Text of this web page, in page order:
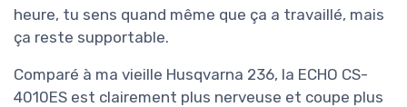
heure, tu sens quand même que ça a travaillé, mais
ça reste supportable.
Comparé à ma vieille Husqvarna 236, la ECHO CS-
4010ES est clairement plus nerveuse et coupe plus